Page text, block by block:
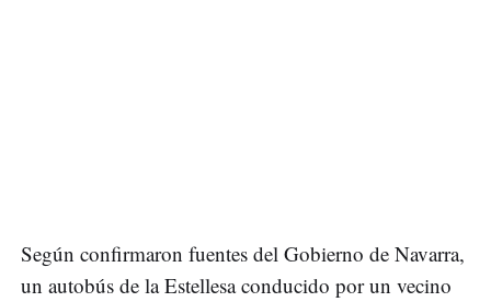
Según confirmaron fuentes del Gobierno de Navarra,
un autobús de la Estellesa conducido por un vecino